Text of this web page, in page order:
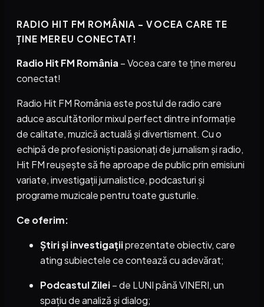
RADIO HIT FM ROMÂNIA – VOCEA CARE TE
ȚINE MEREU CONECTAT!
Radio Hit FM România – Vocea care te ține mereu
conectat!
Radio Hit FM România este postul de radio care
aduce ascultătorilor mixul perfect dintre informație
de calitate, muzică actuală și divertisment. Cu o
echipă de profesioniști pasionați de jurnalism și radio,
Hit FM reușește să fie aproape de public prin emisiuni
variate, investigații jurnalistice, podcasturi și
programe muzicale pentru toate gusturile.
Ce oferim:
Știri și investigațiiprezentate obiectiv, care
ating subiectele ce contează cu adevărat;
Podcastul Zilei– de LUNI până VINERI, un
spațiu de analiză și dialog;